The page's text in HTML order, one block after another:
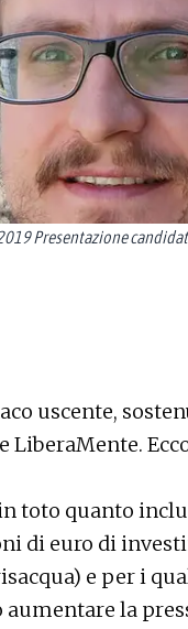
Presentazione
uscente,
LiberaMente.
toto quanto
di euro di
e per i
la